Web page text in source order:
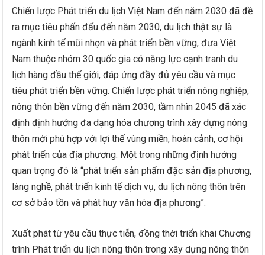
Chiến lược Phát triển du lịch Việt Nam đến năm 2030 đã đề
ra mục tiêu phấn đấu đến năm 2030, du lịch thật sự là
ngành kinh tế mũi nhọn và phát triển bền vững, đưa Việt
Nam thuộc nhóm 30 quốc gia có năng lực cạnh tranh du
lịch hàng đầu thế giới, đáp ứng đầy đủ yêu cầu và mục
tiêu phát triển bền vững. Chiến lược phát triển nông nghiệp,
nông thôn bền vững đến năm 2030, tầm nhìn 2045 đã xác
định định hướng đa dạng hóa chương trình xây dựng nông
thôn mới phù hợp với lợi thế vùng miền, hoàn cảnh, cơ hội
phát triển của địa phương. Một trong những định hướng
quan trọng đó là “phát triển sản phẩm đặc sản địa phương,
làng nghề, phát triển kinh tế dịch vụ, du lịch nông thôn trên
cơ sở bảo tồn và phát huy văn hóa địa phương”.
Xuất phát từ yêu cầu thực tiễn, đồng thời triển khai Chương
trình Phát triển du lịch nông thôn trong xây dựng nông thôn